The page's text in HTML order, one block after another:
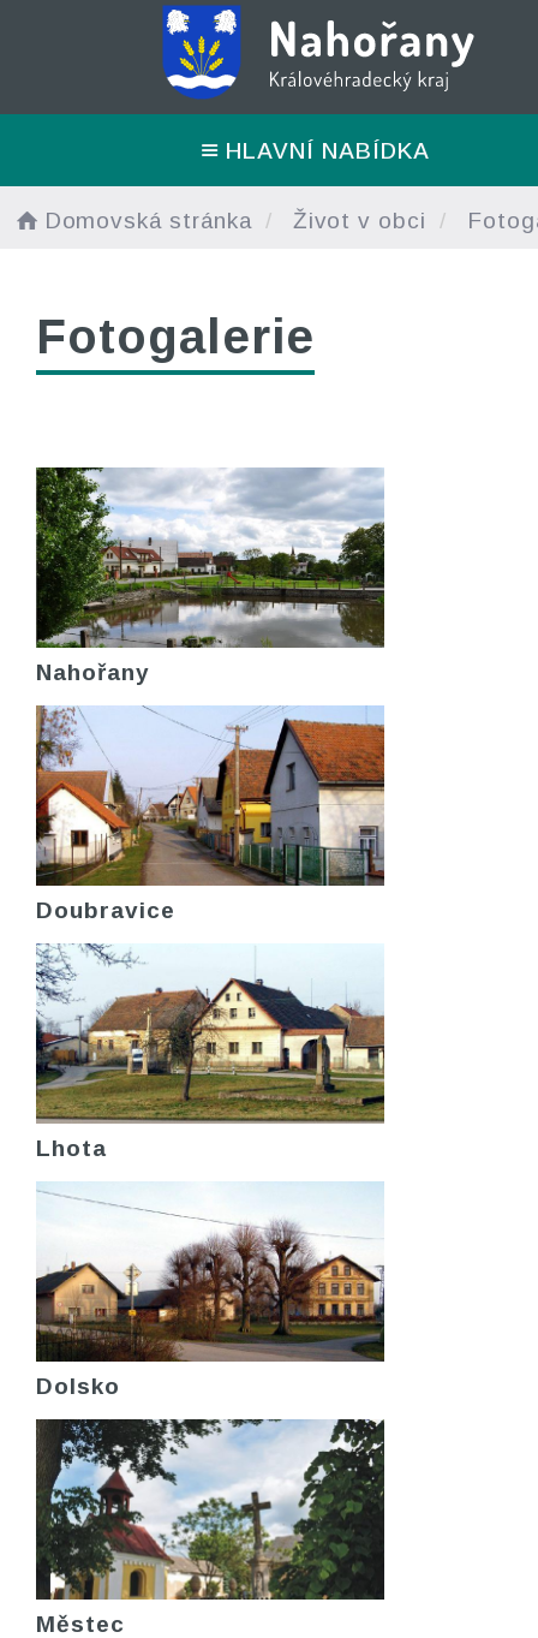
HLAVNÍ NABÍDKA
Domovská stránka Život v obci
Fotogalerie
Nahořany
Doubravice
Lhota
Dolsko
Městec